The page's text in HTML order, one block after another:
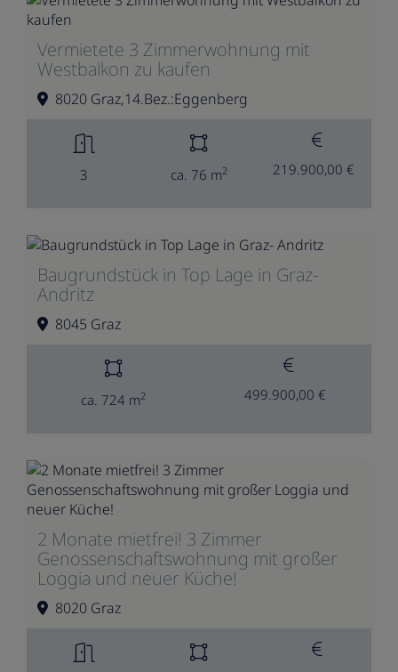
Vermietete 3 Zimmerwohnung mit
Westbalkon zu kaufen
8020 Graz,14.Bez.:Eggenberg
3 ca. 76 m2 219.900,00 €
Baugrundstück in Top Lage in Graz-
Andritz
8045 Graz
ca. 724 m2 499.900,00 €
2 Monate mietfrei! 3 Zimmer
Genossenschaftswohnung mit großer
Loggia und neuer Küche!
8020 Graz